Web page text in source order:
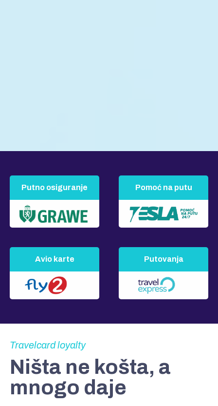
Putno osiguranje Pomoć na putu
Avio karte Putovanja
Travelcard loyalty
Ništa ne košta, a
mnogo daje